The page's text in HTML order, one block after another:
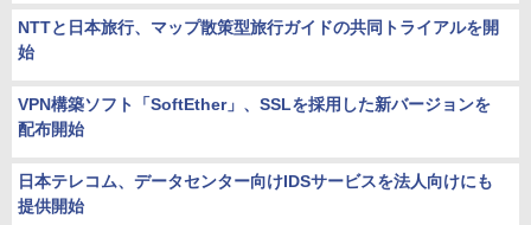
NTTと日本旅行、マップ散策型旅行ガイドの共同トライアルを開
始
VPN構築ソフト「SoftEther」、SSLを採用した新バージョンを
配布開始
日本テレコム、データセンター向けIDSサービスを法人向けにも
提供開始